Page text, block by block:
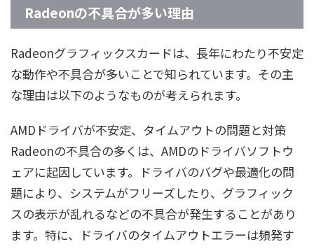
Radeonの不具合が多い理由
Radeonグラフィックスカードは、長年にわたり不安定
な動作や不具合が多いことで知られています。その主
な理由は以下のようなものが考えられます。
AMDドライバが不安定、タイムアウトの問題と対策
Radeonの不具合の多くは、AMDのドライバソフトウ
ェアに起因しています。ドライバのバグや最適化の問
題により、システムがフリーズしたり、グラフィック
スの表示が乱れるなどの不具合が発生することがあり
ます。特に、ドライバのタイムアウトエラーは頻発す